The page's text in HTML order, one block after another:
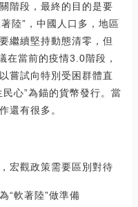
階段，最終的目的是要
陸”，中國人口多，地區
繼續堅持動態清零，但
在當前的疫情3.0階段，
嘗試向特別受困群體直
心”為錨的貨幣發行。當
還有很多。
宏觀政策需要區別對待
“軟著陸”做準備